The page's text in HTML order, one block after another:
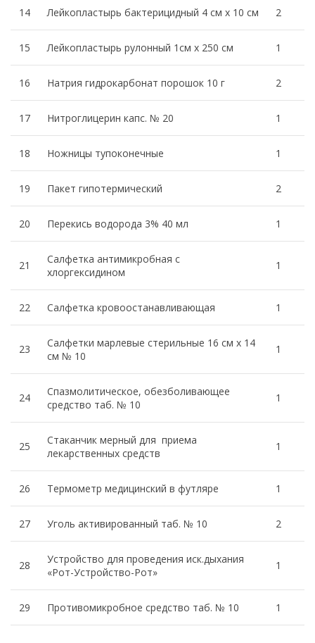
14 Лейкопластырь бактерицидный 4 см х 10 см 2
15 Лейкопластырь рулонный 1см х 250 см 1
16 Натрия гидрокарбонат порошок 10 г 2
17 Нитроглицерин капс. № 20 1
18 Ножницы тупоконечные 1
19 Пакет гипотермический 2
20 Перекись водорода 3% 40 мл 1
21
Салфетка антимикробная с
хлоргексидином
1
22 Салфетка кровоостанавливающая 1
23
Салфетки марлевые стерильные 16 см х 14
см № 10
1
24
Спазмолитическое, обезболивающее
средство таб. № 10
1
25
Стаканчик мерный для приема
лекарственных средств
1
26 Термометр медицинский в футляре 1
27 Уголь активированный таб. № 10 2
28
Устройство для проведения иск.дыхания
«Рот-Устройство-Рот»
1
29 Противомикробное средство таб. № 10 1